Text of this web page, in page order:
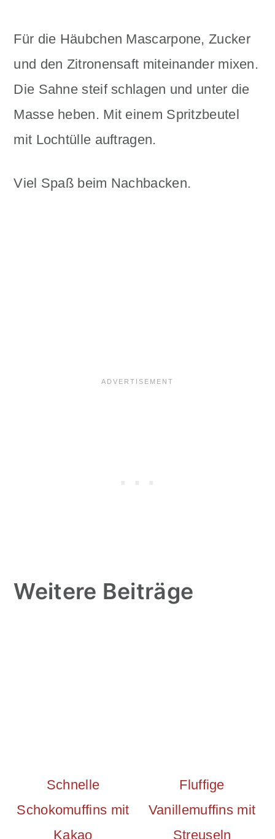
Für die Häubchen Mascarpone, Zucker
und den Zitronensaft miteinander mixen.
Die Sahne steif schlagen und unter die
Masse heben. Mit einem Spritzbeutel
mit Lochtülle auftragen.
Viel Spaß beim Nachbacken.
Weitere Beiträge
Schnelle
Schokomuffins mit
Kakao
Fluffige
Vanillemuffins mit
Streuseln